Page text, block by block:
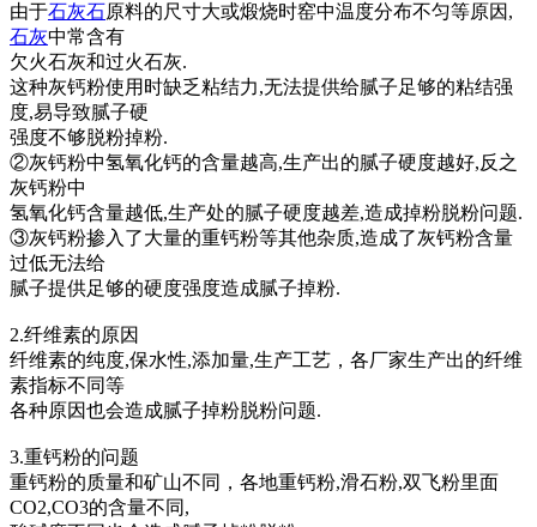
由于石灰石原料的尺寸大或煅烧时窑中温度分布不匀等原因,
石灰中常含有
欠火石灰和过火石灰.
这种灰钙粉使用时缺乏粘结力,无法提供给腻子足够的粘结强
度,易导致腻子硬
强度不够脱粉掉粉.
②灰钙粉中氢氧化钙的含量越高,生产出的腻子硬度越好,反之
灰钙粉中
氢氧化钙含量越低,生产处的腻子硬度越差,造成掉粉脱粉问题.
③灰钙粉掺入了大量的重钙粉等其他杂质,造成了灰钙粉含量
过低无法给
腻子提供足够的硬度强度造成腻子掉粉.
2.纤维素的原因
纤维素的纯度,保水性,添加量,生产工艺，各厂家生产出的纤维
素指标不同等
各种原因也会造成腻子掉粉脱粉问题.
3.重钙粉的问题
重钙粉的质量和矿山不同，各地重钙粉,滑石粉,双飞粉里面
CO2,CO3的含量不同,